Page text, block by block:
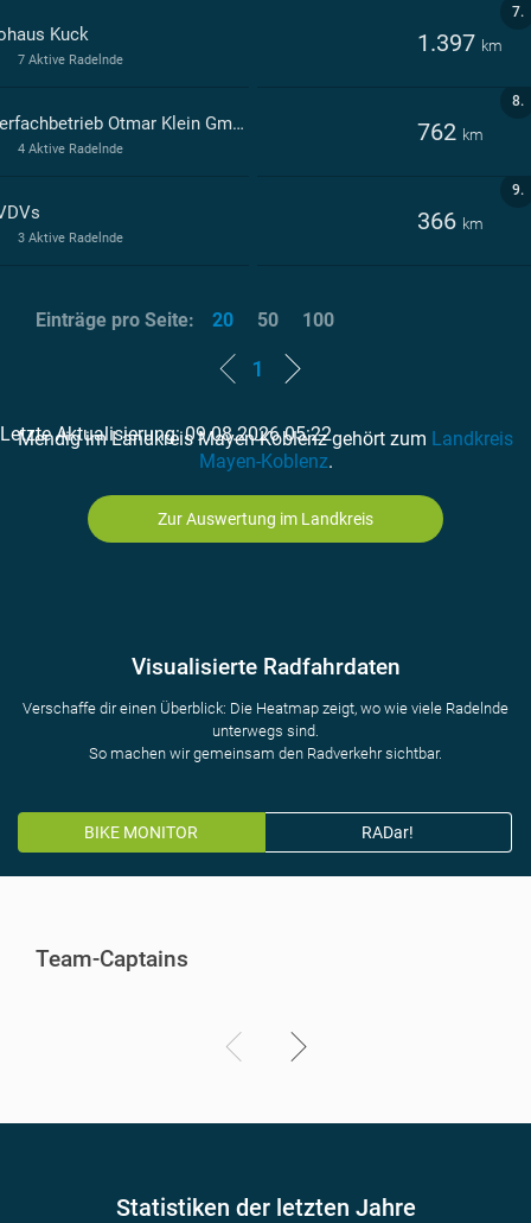
7.
Kuck 1.397 km
7 Aktive Radelnde
8.
Malerfachbetrieb Otmar Klein GmbH 762 km
4 Aktive Radelnde
9.
366 km
3 Aktive Radelnde
1
Letzte Aktualisierung: 09.08.2026 05:22
Einträge pro Seite: 20 50 100
Mendig im Landkreis Mayen-Koblenz gehört zum Landkreis
Mayen-Koblenz.
Zur Auswertung im Landkreis
Visualisierte Radfahrdaten
Verschaffe dir einen Überblick: Die Heatmap zeigt, wo wie viele Radelnde
unterwegs sind.
So machen wir gemeinsam den Radverkehr sichtbar.
BIKE MONITOR RADar!
Team-Captains
Statistiken der letzten Jahre